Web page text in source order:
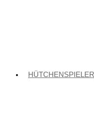
HÜTCHENSPIELER